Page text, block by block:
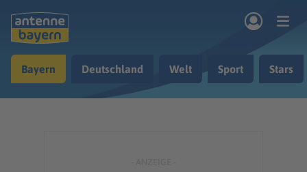
Musik & Radio
Bayern Deutschland Welt Sport Stars